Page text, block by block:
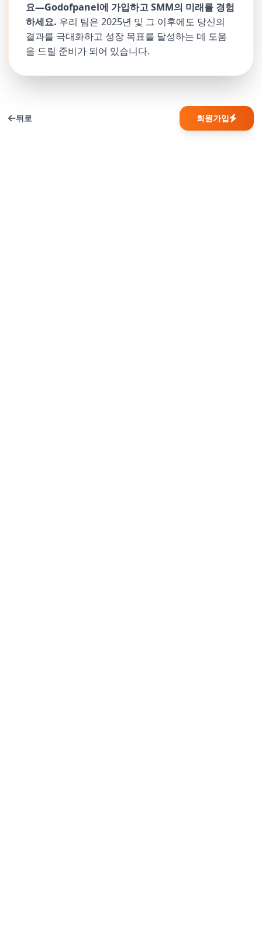
요—Godofpanel에 가입하고 SMM의 미래를 경험
하세요. 우리 팀은 2025년 및 그 이후에도 당신의
결과를 극대화하고 성장 목표를 달성하는 데 도움
을 드릴 준비가 되어 있습니다.
뒤로 회원가입